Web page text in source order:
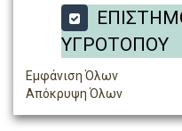
ΥΓΡΟΤΟΠΟΥ
Εμφάνιση Όλων
Απόκρυψη Όλων